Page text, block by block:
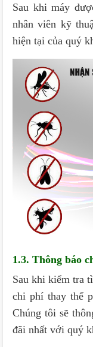
Sau khi máy
nhân viên kỹ
hiện tại của quý
1.3. Thông báo
Sau khi kiểm tra
chi phí thay thế
Chúng tôi sẽ
đãi nhất với quý